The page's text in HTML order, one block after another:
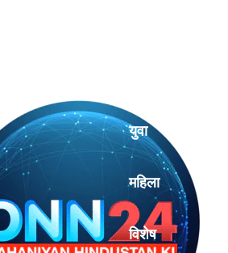
युवा
महिला
विशेष